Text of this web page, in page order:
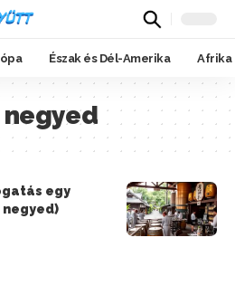
Észak és Dél-Amerika Afrika
negyed
egy